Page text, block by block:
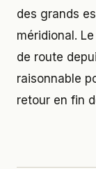
des grands
méridional.
de route
raisonnable
retour en fin